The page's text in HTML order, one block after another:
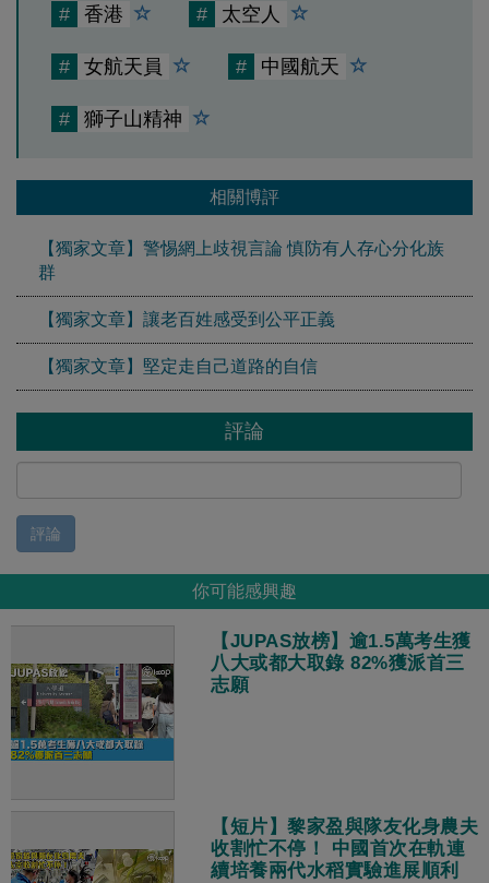
# 香港 # 太空人
# 女航天員 # 中國航天
# 獅子山精神
相關博評
【獨家文章】警惕網上歧視言論 慎防有人存心分化族
群
【獨家文章】讓老百姓感受到公平正義
【獨家文章】堅定走自己道路的自信
評論
評論
你可能感興趣
【JUPAS放榜】逾1.5萬考生獲
八大或都大取錄 82%獲派首三
志願
【短片】黎家盈與隊友化身農夫
收割忙不停！ 中國首次在軌連
續培養兩代水稻實驗進展順利